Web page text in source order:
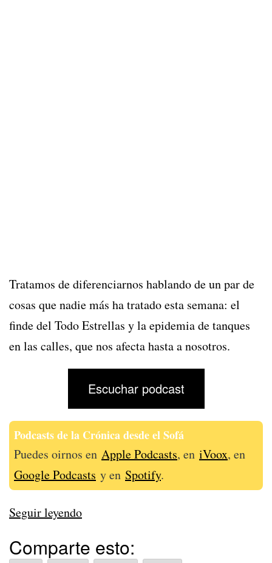
Tratamos de diferenciarnos hablando de un par de
cosas que nadie más ha tratado esta semana: el
finde del Todo Estrellas y la epidemia de tanques
en las calles, que nos afecta hasta a nosotros.
Escuchar podcast
Podcasts de la Crónica desde el Sofá
Puedes oirnos en Apple Podcasts, en iVoox, en
Google Podcasts y en Spotify.
Seguir leyendo339
Sacamos
Comparte esto: